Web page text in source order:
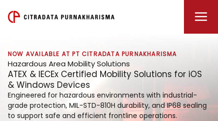
NOW AVAILABLE AT PT CITRADATA PURNAKHARISMA
Hazardous Area Mobility Solutions
ATEX & IECEx Certified Mobility Solutions for iOS
& Windows Devices
Engineered for hazardous environments with industrial-
grade protection, MIL-STD-810H durability, and IP68 sealing
to support safe and efficient frontline operations.